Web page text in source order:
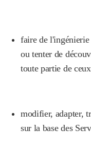
faire de l'ingénierie
ou tenter de
toute partie de
modifier, adapter,
sur la base des